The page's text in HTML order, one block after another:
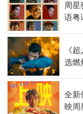
周星
语粤
《
选燃
全新
映周